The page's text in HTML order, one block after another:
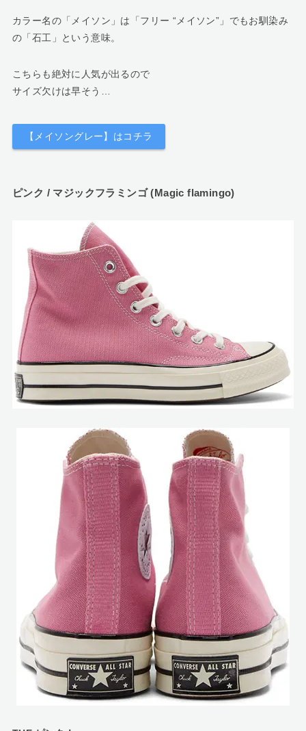
カラー名の「メイソン」は「フリー “メイソン”」でもお馴染み
の「石工」という意味。
こちらも絶対に人気が出るので
サイズ欠けは早そう…
【メイソングレー】はコチラ
ピンク / マジックフラミンゴ (Magic flamingo)